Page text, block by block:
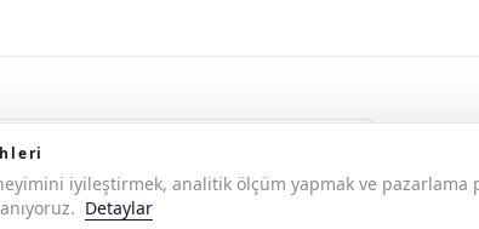
Bravo
iyileştirmek, analitik ölçüm yapmak ve pazarlama
Detaylar